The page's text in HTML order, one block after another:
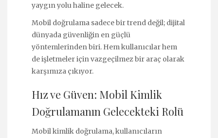
yaygın yolu haline gelecek.
Mobil doğrulama sadece bir trend değil; dijital
dünyada güvenliğin en güçlü
yöntemlerinden biri. Hem kullanıcılar hem
de işletmeler için vazgeçilmez bir araç olarak
karşımıza çıkıyor.
Hız ve Güven: Mobil Kimlik
Doğrulamanın Gelecekteki Rolü
Mobil kimlik doğrulama, kullanıcıların